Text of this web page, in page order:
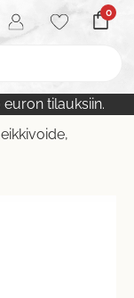
0
tilauksiin.